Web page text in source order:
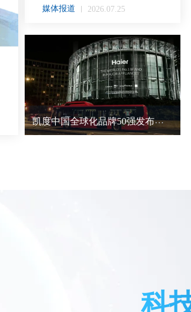
媒体报道 2026.07.25
凯度中国全球化品牌50强发布，这家企业领跑三家青企上榜
科